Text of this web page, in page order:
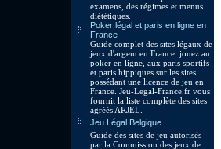
examens, des régimes et menus
diététiques.
Poker légal et paris en ligne en
France
Guide complet des sites légaux de
jeux d'argent en France: jouez au
poker en ligne, aux paris sportifs
et paris hippiques sur les sites
possédant une licence de jeu en
France. Jeu-Legal-France.fr vous
fournit la liste complète des sites
agréés ARJEL.
Jeu Légal Belgique
Guide des sites de jeu autorisés
par la Commission des jeux de